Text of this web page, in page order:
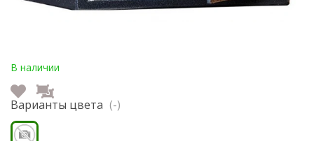
В наличии
Варианты цвета (-)